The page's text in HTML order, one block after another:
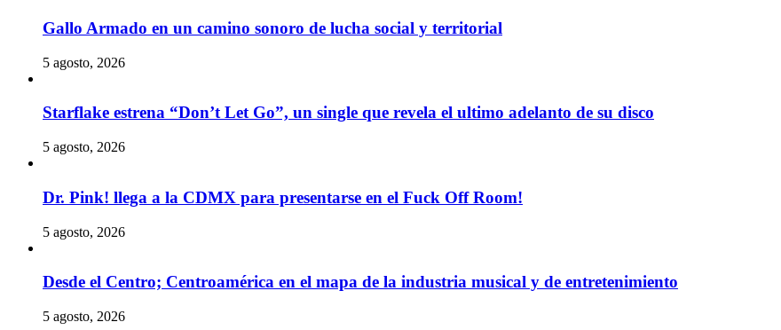
Gallo Armado en un camino sonoro de lucha social y territorial
5 agosto, 2026
Starflake estrena “Don’t Let Go”, un single que revela el ultimo adelanto de su disco
5 agosto, 2026
Dr. Pink! llega a la CDMX para presentarse en el Fuck Off Room!
5 agosto, 2026
Desde el Centro; Centroamérica en el mapa de la industria musical y de entretenimiento
5 agosto, 2026